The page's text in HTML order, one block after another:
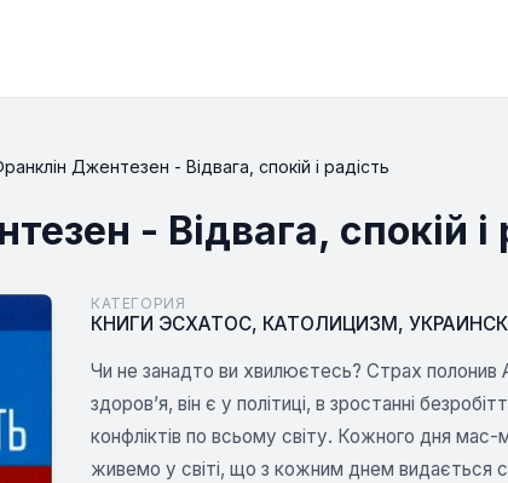
Джентезен - Відвага, спокій і радість
- Відвага, спокій і
КАТЕГОРИЯ
КНИГИ ЭСХАТОС, КАТОЛИЦИЗМ,
Чи не занадто ви хвилюєтесь? Страх полонив
здоров’я, він є у політиці, в зростанні
конфліктів по всьому світу. Кожного дня
живемо у світі, що з кожним днем видається